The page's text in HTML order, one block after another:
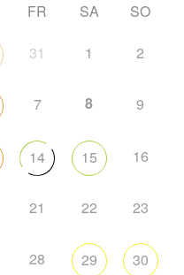
FR SA SO
31 1 2
7 8 9
14 15 16
21 22 23
28 29 30